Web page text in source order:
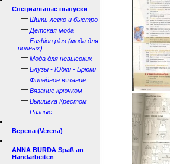
Специальные выпуски
— Шить легко и быстро
— Детская мода
— Fashion plus (мода для
полных)
— Мода для невысоких
— Блузы - Юбки - Брюки
— Филейное вязание
— Вязание крючком
— Вышивка Крестом
— Разные
Верена (Verena)
ANNA BURDA Spaß an
Handarbeiten